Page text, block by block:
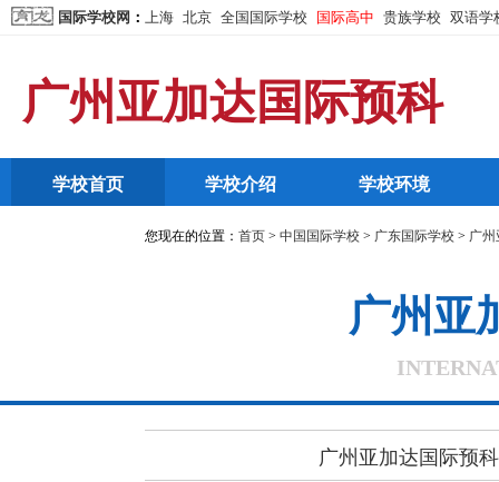
国际学校网 ： 上海 北京 全国国际学校 国际高中 贵族学校 双语学
广州亚加达国际预科
学校首页 学校介绍 学校环境
您现在的位置： 首页 > 中国国际学校 > 广东国际学校 > 广
广州亚
广州亚加达国际预科